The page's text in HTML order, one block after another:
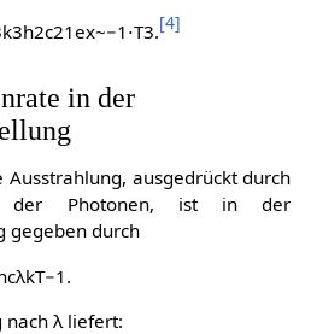
k3h2c21ex~−1 ⋅T3.[4]
in der
Ausstrahlung, ausgedrückt durch
der Photonen, ist in der
gegeben durch
cλkT−1 .
nach λliefert: